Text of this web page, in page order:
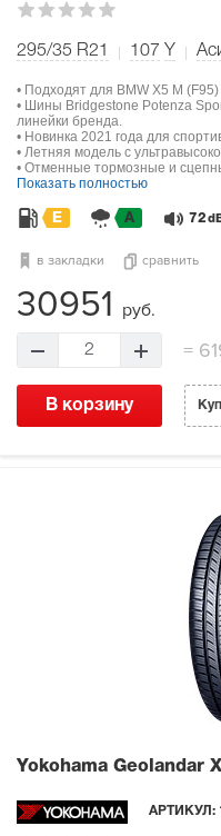
295/35 R21 107 Y
• Подходят для BMW X5 M
• Шины Bridgestone Potenza
линейки бренда.
• Новинка 2021 года для
• Летняя модель с
• Отменные тормозные и
Показать полностью
E A 72
в закладки сравнить
30951 руб.
2 =
В корзину
Yokohama Geolandar
АРТИКУЛ: